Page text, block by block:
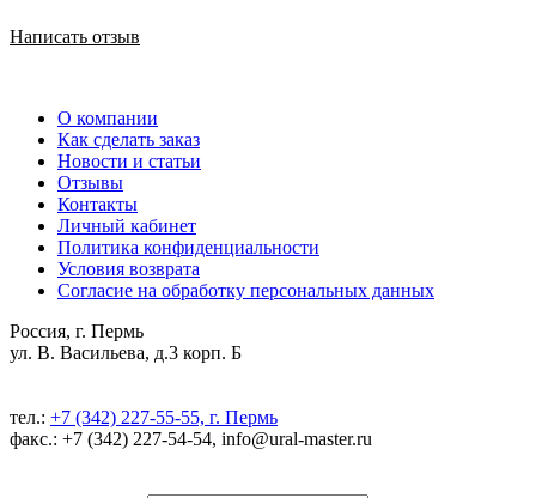
Написать отзыв
О компании
Как сделать заказ
Новости и статьи
Отзывы
Контакты
Личный кабинет
Политика конфиденциальности
Условия возврата
Согласие на обработку персональных данных
Россия, г. Пермь
ул. В. Васильева, д.3 корп. Б
тел.: +7 (342) 227-55-55, г. Пермь
факс.: +7 (342) 227-54-54, info@ural-master.ru